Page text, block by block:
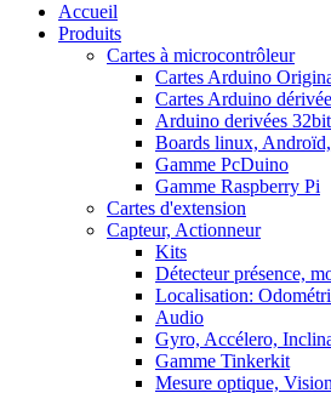
Accueil
Produits
Cartes à microcontrôleur
Cartes Arduino
Cartes Arduino
Arduino derivées
Boards linux,
Gamme PcDuino
Gamme Raspberry Pi
Cartes d'extension
Capteur, Actionneur
Kits
Détecteur présence,
Localisation:
Audio
Gyro, Accélero,
Gamme Tinkerkit
Mesure optique, Vision